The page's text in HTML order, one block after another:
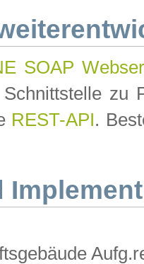
SOAP
zu
REST-API.